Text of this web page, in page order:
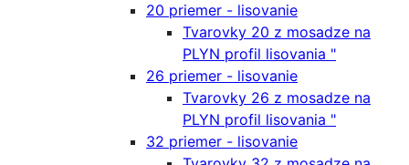
20 priemer - lisovanie
Tvarovky 20 z mosadze na
PLYN profil lisovania "
26 priemer - lisovanie
Tvarovky 26 z mosadze na
PLYN profil lisovania "
32 priemer - lisovanie